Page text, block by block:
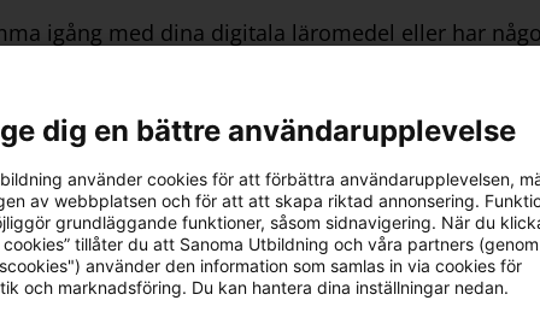
igång med dina digitala läromedel eller har
möjlighet att boka tid med en kundansvarig.
och svara på frågor kring våra läromedel, både
dig en bättre användarupplevelse
använder cookies för att förbättra användarupplevelsen,
av webbplatsen och för att att skapa riktad annonsering.
grundläggande funktioner, såsom sidnavigering. När du
cookies” tillåter du att Sanoma Utbildning och våra partners
använder den information som samlas in via cookies för
och marknadsföring. Du kan hantera dina inställningar nedan.